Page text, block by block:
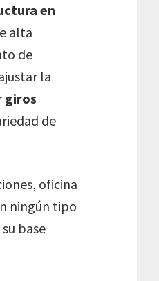
en
alta
de
la
giros
de
oficina
ningún tipo
base